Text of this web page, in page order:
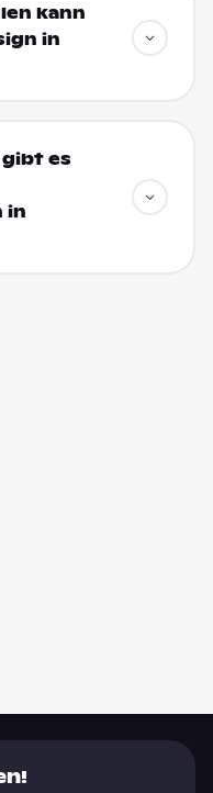
kann
in
es
in